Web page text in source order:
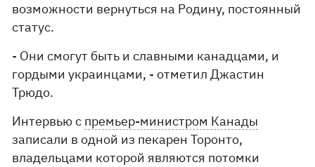
возможности вернуться на Родину, постоянный
статус.
- Они смогут быть и славными канадцами, и
гордыми украинцами, - отметил Джастин
Трюдо.
Интервью с премьер-министром Канады
записали в одной из пекарен Торонто,
владельцами которой являются потомки